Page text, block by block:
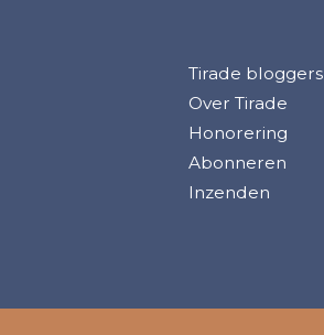
Tirade bloggers
Over Tirade
Honorering
Abonneren
Inzenden